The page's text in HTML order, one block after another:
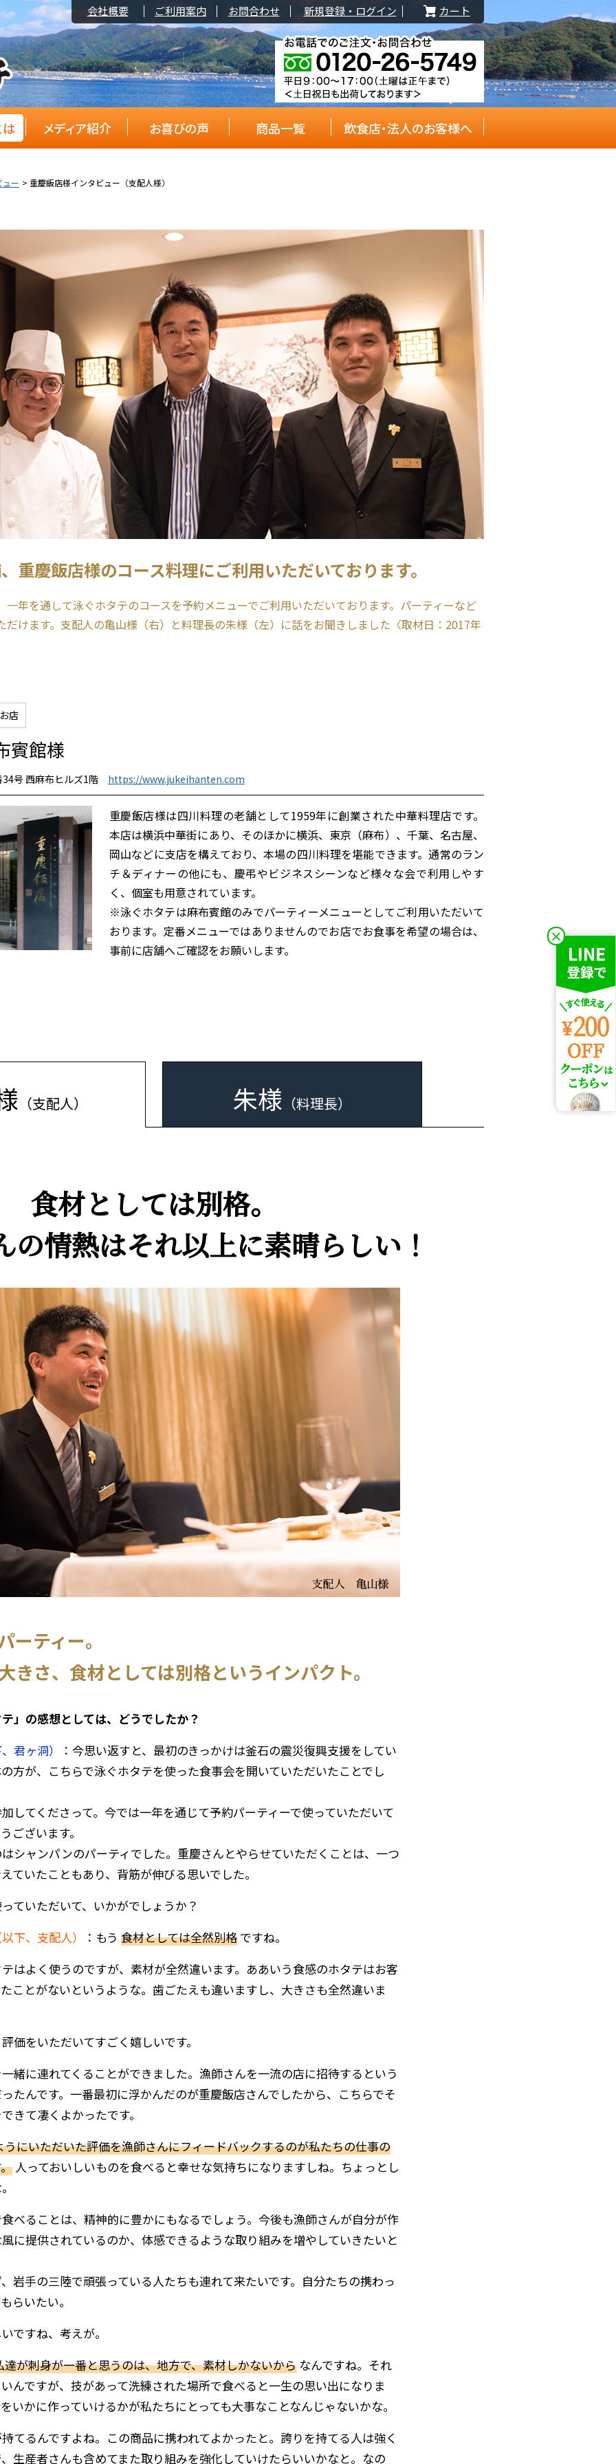
会社概要 ご利用案内 お問合わせ 新規登録・ログイン カート
は メディア紹介 お喜びの声 商品一覧 飲食店・法人のお客様へ
×
ュー 重慶飯店様インタビュー（支配人様）
重慶飯店様のコース料理にご利用いただいております。
一年を通して泳ぐホタテのコースを予約メニューでご利用いただいております。パーティーなど
だけます。支配人の亀山様（右）と料理長の朱様（左）に話をお聞きしました〈取材日：2017年
店
賓館様
号 西麻布ヒルズ1階 https://www.jukeihanten.com
重慶飯店様は四川料理の老舗として1959年に創業された中華料理店です。
本店は横浜中華街にあり、そのほかに横浜、東京（麻布）、千葉、名古屋、
岡山などに支店を構えており、本場の四川料理を堪能できます。通常のラン
チ＆ディナーの他にも、慶弔やビジネスシーンなど様々な会で利用しやす
く、個室も用意されています。
※泳ぐホタテは麻布賓館のみでパーティーメニューとしてご利用いただいて
おります。定番メニューではありませんのでお店でお食事を希望の場合は、
事前に店舗へご確認をお願いします。
（支配人） 朱様 （料理長）
食材としては別格。
の情熱はそれ以上に素晴らしい！
ーティー。
きさ、食材としては別格というインパクト。
テ」の感想としては、どうでしたか？
君ヶ洞）
：今思い返すと、最初のきっかけは釜石の震災復興支援をしてい
方が、こちらで泳ぐホタテを使った食事会を開いていただいたことでし
してくださって。今では一年を通じて予約パーティーで使っていただいて
ございます。
シャンパンのパーティでした。重慶さんとやらせていただくことは、一つ
ていたこともあり、背筋が伸びる思いでした。
ていただいて、いかがでしょうか？
下、支配人）
：もう 食材としては全然別格ですね。
はよく使うのですが、素材が全然違います。ああいう食感のホタテはお客
ことがないというような。歯ごたえも違いますし、大きさも全然違いま
価をいただいてすごく嬉しいです。
緒に連れてくることができました。漁師さんを一流の店に招待するという
たんです。一番最初に浮かんだのが重慶飯店さんでしたから、こちらでそ
きて凄くよかったです。
うにいただいた評価を漁師さんにフィードバックするのが私たちの仕事の
人っておいしいものを食べると幸せな気持ちになりますしね。ちょっとし
べることは、精神的に豊かにもなるでしょう。今後も漁師さんが自分が作
に提供されているのか、体感できるような取り組みを増やしていきたいと
岩手の三陸で頑張っている人たちも連れて来たいです。自分たちの携わっ
らいたい。
ですね、考えが。
達が刺身が一番と思うのは、地方で、素材しかないからなんですね。それ
んですが、技があって洗練された場所で食べると一生の思い出になりま
いかに作っていけるかが私たちにとっても大事なことなんじゃないかな。
てるんですよね。この商品に携われてよかったと。誇りを持てる人は強く
生産者さんも含めてまた取り組みを強化していけたらいいかなと。なの